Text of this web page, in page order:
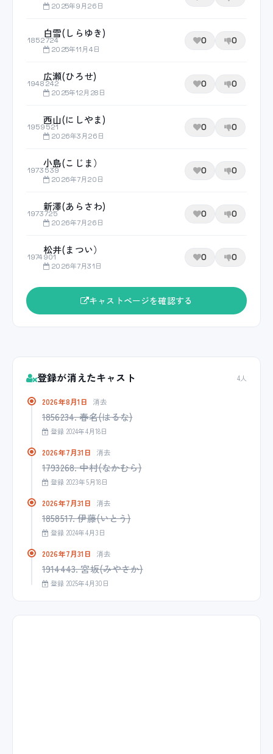
2025年9月26日
1852724
白雪(しらゆき)
2025年11月4日
0 0
1948242
広瀬(ひろせ)
2025年12月28日
0 0
1959521
西山(にしやま)
2026年3月26日
0 0
1973539
小島(こじま）
2026年7月20日
0 0
1973725
新澤(あらさわ)
2026年7月26日
0 0
1974901
松井(まつい）
2026年7月31日
0 0
キャストページを確認する
登録が消えたキャスト 4人
2026年8月1日 消去
1856234. 春名(はるな)
登録 2024年4月18日
2026年7月31日 消去
1793268. 中村(なかむら)
登録 2023年5月18日
2026年7月31日 消去
1858517. 伊藤(いとう)
登録 2024年4月3日
2026年7月31日 消去
1914443. 宮坂(みやさか)
登録 2025年4月30日